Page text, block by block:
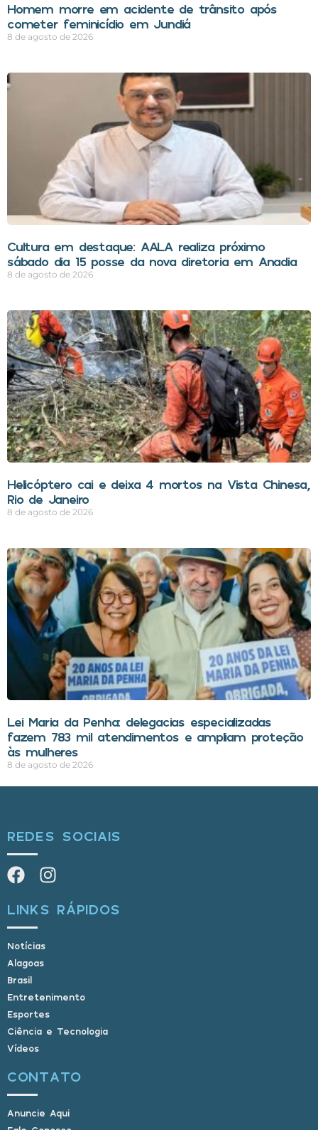
Homem morre em acidente de trânsito após
cometer feminicídio em Jundiá
8 de agosto de 2026
Cultura em destaque: AALA realiza próximo
sábado dia 15 posse da nova diretoria em Anadia
8 de agosto de 2026
Helicóptero cai e deixa 4 mortos na Vista Chinesa,
Rio de Janeiro
8 de agosto de 2026
Lei Maria da Penha: delegacias especializadas
fazem 783 mil atendimentos e ampliam proteção
às mulheres
8 de agosto de 2026
REDES SOCIAIS
LINKS RÁPIDOS
Notícias
Alagoas
Brasil
Entretenimento
Esportes
Ciência e Tecnologia
Vídeos
CONTATO
Anuncie Aqui